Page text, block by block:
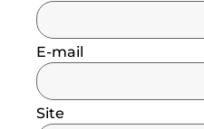
E-mail
Site